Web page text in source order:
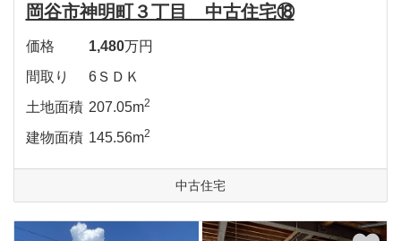
岡谷市神明町３丁目 中古住宅⑱
価格 1,480万円
間取り
6ＳＤＫ
土地面積 207.05m2
建物面積 145.56m2
中古住宅